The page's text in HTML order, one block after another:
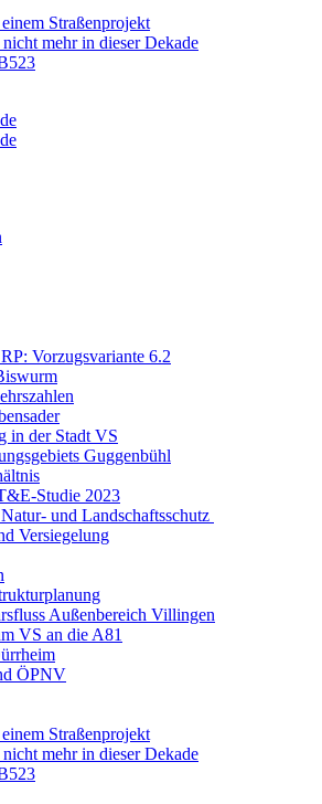
Straßenprojekt
mehr in dieser Dekade
Vorzugsvariante 6.2
in der Stadt VS
Guggenbühl
Studie 2023
und Landschaftsschutz
Versiegelung
Außenbereich Villingen
VS an die A81
ÖPNV
Straßenprojekt
mehr in dieser Dekade